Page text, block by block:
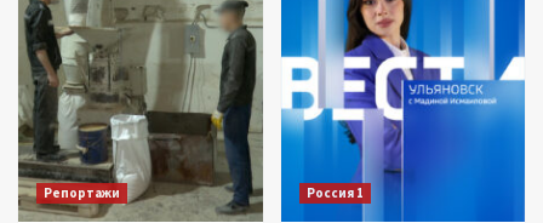
Репортажи Россия 1